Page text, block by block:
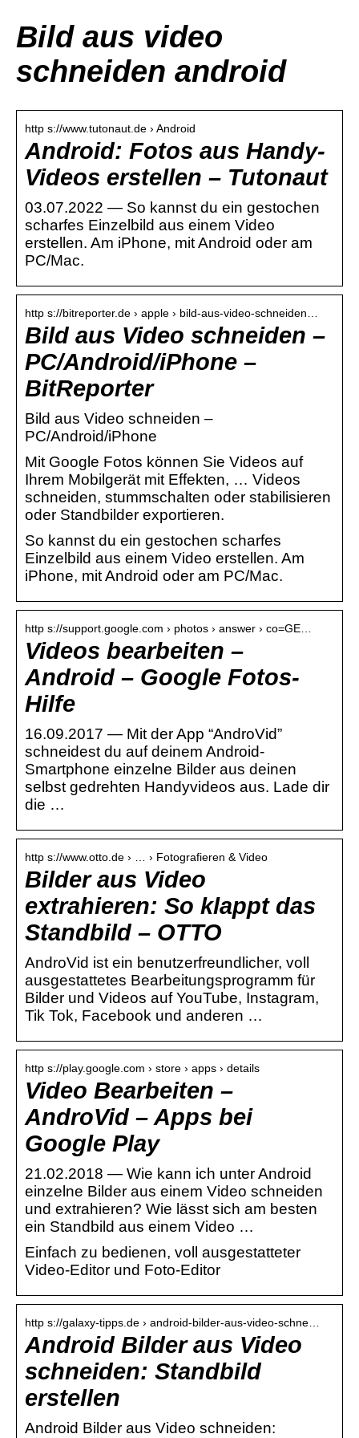
Bild aus video
schneiden android
http s://www.tutonaut.de › Android
Android: Fotos aus Handy-
Videos erstellen – Tutonaut
03.07.2022 — So kannst du ein gestochen
scharfes Einzelbild aus einem Video
erstellen. Am iPhone, mit Android oder am
PC/Mac.
http s://bitreporter.de › apple › bild-aus-video-schneiden…
Bild aus Video schneiden –
PC/Android/iPhone –
BitReporter
Bild aus Video schneiden –
PC/Android/iPhone
Mit Google Fotos können Sie Videos auf
Ihrem Mobilgerät mit Effekten, … Videos
schneiden, stummschalten oder stabilisieren
oder Standbilder exportieren.
So kannst du ein gestochen scharfes
Einzelbild aus einem Video erstellen. Am
iPhone, mit Android oder am PC/Mac.
http s://support.google.com › photos › answer › co=GE…
Videos bearbeiten –
Android – Google Fotos-
Hilfe
16.09.2017 — Mit der App “AndroVid”
schneidest du auf deinem Android-
Smartphone einzelne Bilder aus deinen
selbst gedrehten Handyvideos aus. Lade dir
die …
http s://www.otto.de › … › Fotografieren & Video
Bilder aus Video
extrahieren: So klappt das
Standbild – OTTO
AndroVid ist ein benutzerfreundlicher, voll
ausgestattetes Bearbeitungsprogramm für
Bilder und Videos auf YouTube, Instagram,
Tik Tok, Facebook und anderen …
http s://play.google.com › store › apps › details
Video Bearbeiten –
AndroVid – Apps bei
Google Play
21.02.2018 — Wie kann ich unter Android
einzelne Bilder aus einem Video schneiden
und extrahieren? Wie lässt sich am besten
ein Standbild aus einem Video …
Einfach zu bedienen, voll ausgestatteter
Video-Editor und Foto-Editor
http s://galaxy-tipps.de › android-bilder-aus-video-schne…
Android Bilder aus Video
schneiden: Standbild
erstellen
Android Bilder aus Video schneiden: